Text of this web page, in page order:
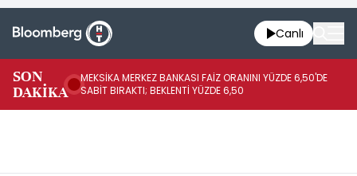
Canlı
SON
DAKİKA
MEKSİKA MERKEZ BANKASI FAİZ ORANINI YÜZDE 6,50'DE
SABİT BIRAKTI; BEKLENTİ YÜZDE 6,50